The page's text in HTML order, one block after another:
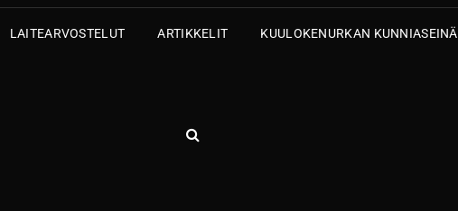
LAITEARVOSTELUT ARTIKKELIT KUULOKENURKAN KUNNIASEINÄ
ETSI